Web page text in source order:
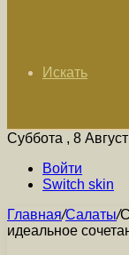
Искать
Суббота , 8
Войти
Switch skin
Главная/Салаты/
идеальное